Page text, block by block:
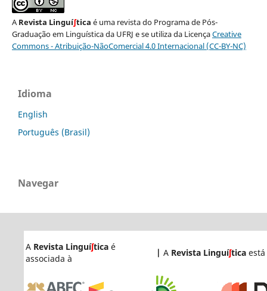
ARevista Linguí∫tica é uma revista do Programa de Pós-
Graduação em Linguística da UFRJ e se utiliza da LicençaCreative
Commons - Atribuição-NãoComercial 4.0 Internacional (CC-BY-NC)
Idioma
English
Português (Brasil)
Navegar
A Revista Linguíʃticaé
associada à
| A Revista Linguíʃticaestá